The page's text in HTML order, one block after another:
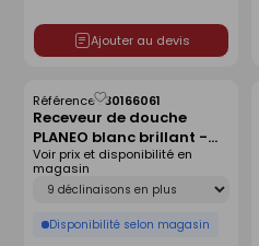
Ajouter au devis
Receveur de douche
PLANEO blanc brillant -
140 x 90 cm
Référence :30166061
Déclinaison
Disponibilité selon magasin
Voir prix et disponibilité en
magasin
Enregistrer
comme
liste